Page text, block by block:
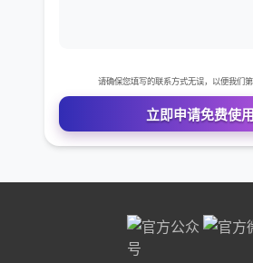
您的电话